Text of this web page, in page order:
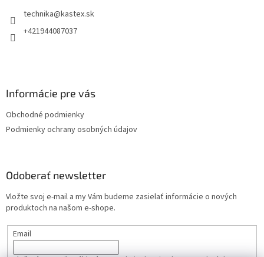
technika@kastex.sk
+421944087037
Informácie pre vás
Obchodné podmienky
Podmienky ochrany osobných údajov
Odoberať newsletter
Vložte svoj e-mail a my Vám budeme zasielať informácie o nových
produktoch na našom e-shope.
Email